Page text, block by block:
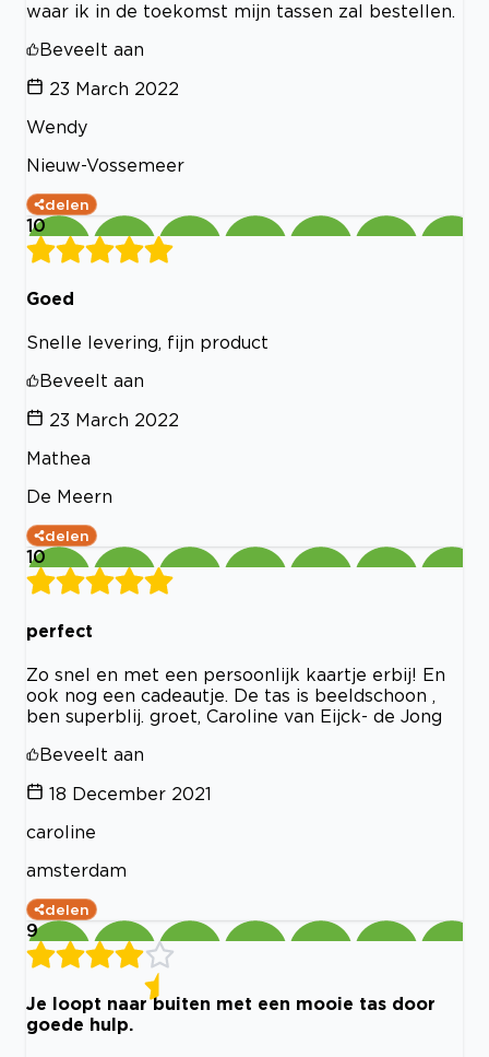
waar ik in de toekomst mijn tassen zal bestellen.
Beveelt aan
23 March 2022
Wendy
Nieuw-Vossemeer
delen
10
Goed
Snelle levering, fijn product
Beveelt aan
23 March 2022
Mathea
De Meern
delen
10
perfect
Zo snel en met een persoonlijk kaartje erbij! En
ook nog een cadeautje. De tas is beeldschoon ,
ben superblij. groet, Caroline van Eijck- de Jong
Beveelt aan
18 December 2021
caroline
amsterdam
delen
9
Je loopt naar buiten met een mooie tas door
goede hulp.